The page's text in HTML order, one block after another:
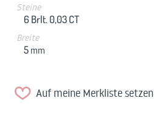
Steine
6 Brlt. 0,03 CT
Breite
5 mm
Auf meine Merkliste setzen